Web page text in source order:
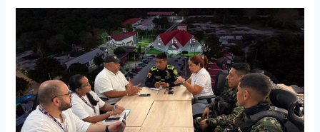
autoridades
reafirman
compromiso
por
la
seguridad